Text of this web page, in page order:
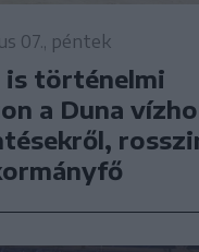
07., péntek
is történelmi
a Duna